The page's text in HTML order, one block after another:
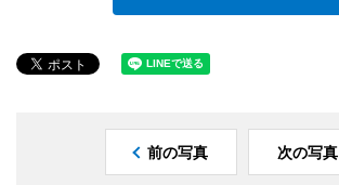
前の写真 次の写真